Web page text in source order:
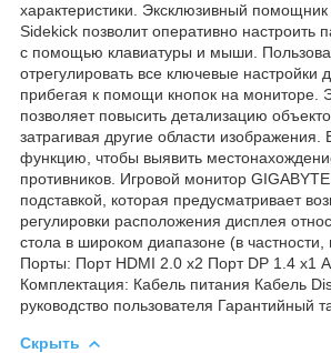
характеристики. Эксклюзивный
Sidekick позволит оперативно настроить
с помощью клавиатуры и мыши.
отрегулировать все ключевые настройки
прибегая к помощи кнопок на мониторе.
позволяет повысить детализацию
затрагивая другие области изображения.
функцию, чтобы выявить
противников. Игровой монитор
подставкой, которая предусматривает
регулировки расположения дисплея
стола в широком диапазоне (в частности,
Порты: Порт HDMI 2.0 x2 Порт DP 1.4 x1
Комплектация: Кабель питания Кабель
руководство пользователя Гарантийный
Скрыть